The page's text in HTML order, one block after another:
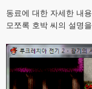
동료에 대한 자세한 내
모쪼록 호박 씨의 설명